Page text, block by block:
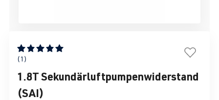
Durchschnittliche Bewertung von 5 von 5 Sternen
(1)
1.8T Sekundärluftpumpenwiderstand
(SAI)